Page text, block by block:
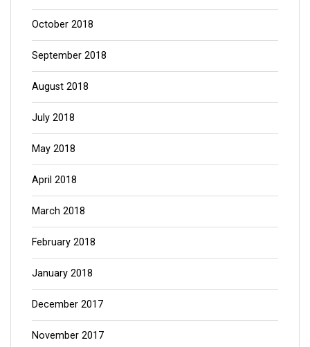
October 2018
September 2018
August 2018
July 2018
May 2018
April 2018
March 2018
February 2018
January 2018
December 2017
November 2017